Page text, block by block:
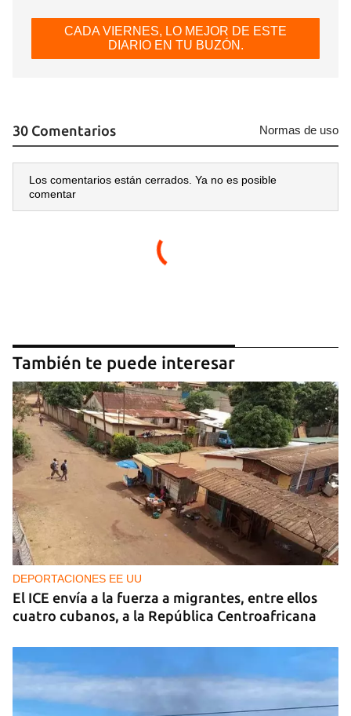
Guardar como favorito
Para poder guardar como favorito, primero has de
CADA VIERNES, LO MEJOR DE ESTE
DIARIO EN TU BUZÓN.
30 Comentarios Normas de uso
Los comentarios están cerrados. Ya no es posible
comentar
También te puede interesar
DEPORTACIONES EE UU
El ICE envía a la fuerza a migrantes, entre ellos
cuatro cubanos, a la República Centroafricana